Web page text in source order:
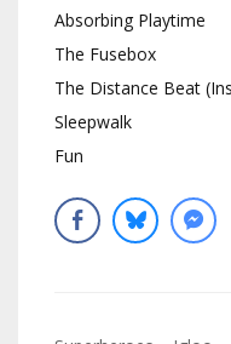
Absorbing Playtime
The Fusebox
The Distance Beat
Sleepwalk
Fun